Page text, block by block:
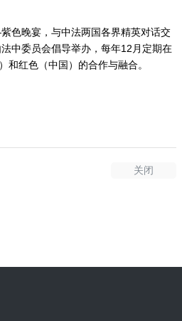
色晚宴，与中法两国各界精英对话交
中委员会倡导举办，每年12月定期在
和红色（中国）的合作与融合。
关闭